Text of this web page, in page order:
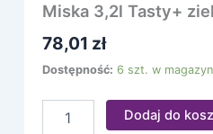
Miska 3,2l Tasty+
78,01 zł
Dostępność: 6 szt. w
Dodaj do